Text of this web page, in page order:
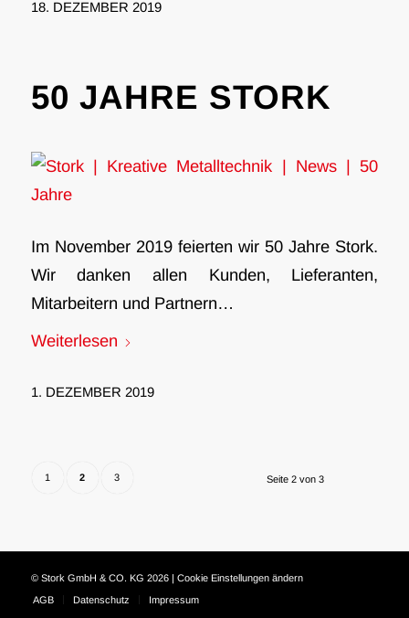
18. DEZEMBER 2019
50 JAHRE STORK
Im November 2019 feierten wir 50 Jahre Stork.
Wir danken allen Kunden, Lieferanten,
Mitarbeitern und Partnern…
Weiterlesen
1. DEZEMBER 2019
Seite 2 von 3
1 2 3
© Stork GmbH & CO. KG 2026 | Cookie Einstellungen ändern
AGB
Datenschutz Impressum